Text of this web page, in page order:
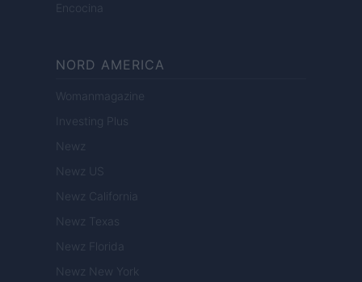
Encocina
NORD AMERICA
Womanmagazine
Investing Plus
Newz
Newz US
Newz California
Newz Texas
Newz Florida
Newz New York